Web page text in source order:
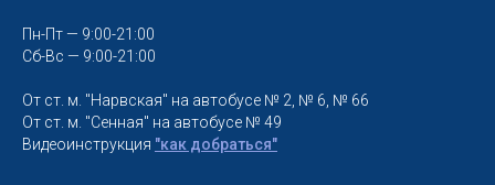
Пн-Пт — 9:00-21:00
Сб-Вс — 9:00-21:00
От ст. м. "Нарвская" на автобусе № 2, № 6, № 66
От ст. м. "Сенная" на автобусе № 49
Видеоинструкция "как добраться"